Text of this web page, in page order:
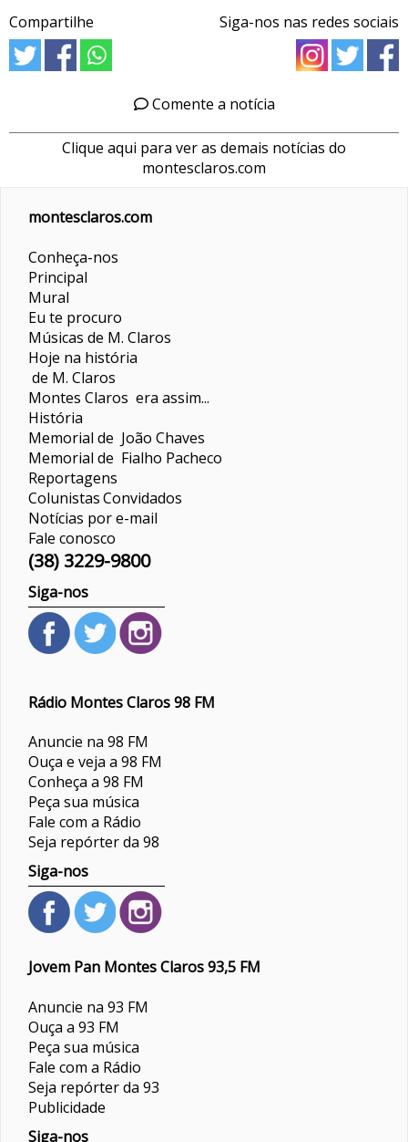
Compartilhe Siga-nos nas redes sociais
Comente a notícia
Clique aqui para ver as demais notícias do
montesclaros.com
montesclaros.com
Conheça-nos
Principal
Mural
Eu te procuro
Músicas de M. Claros
Hoje na história
de M. Claros
Montes Claros era assim...
História
Memorial de João Chaves
Memorial de Fialho Pacheco
Reportagens
ColunistasConvidados
Notícias por e-mail
Fale conosco
(38) 3229-9800
Siga-nos
Rádio Montes Claros 98 FM
Anuncie na 98 FM
Ouça e veja a 98 FM
Conheça a 98 FM
Peça sua música
Fale com a Rádio
Seja repórter da 98
Siga-nos
Jovem Pan Montes Claros 93,5 FM
Anuncie na 93 FM
Ouça a 93 FM
Peça sua música
Fale com a Rádio
Seja repórter da 93
Publicidade
Siga-nos